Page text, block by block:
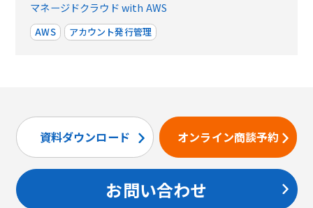
マネージドクラウド with AWS
AWS アカウント発行管理
資料ダウンロード オンライン商談予約
お問い合わせ